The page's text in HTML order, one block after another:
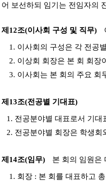
어 보선하되 임기는 전임자의
제12조(이사회 구성 및 직무)
1. 이사회의 구성은 각 전공
2. 이상회 회장은 본 회 회장
3. 이사회는 본 회의 주요 회
제13조(전공별 기대표)
1. 전공분야별 대표로서 기대
2. 전공분야별 회장은 학생
제14조(임무) 본 회의 임원은
1. 회장 : 본 회를 대표하고